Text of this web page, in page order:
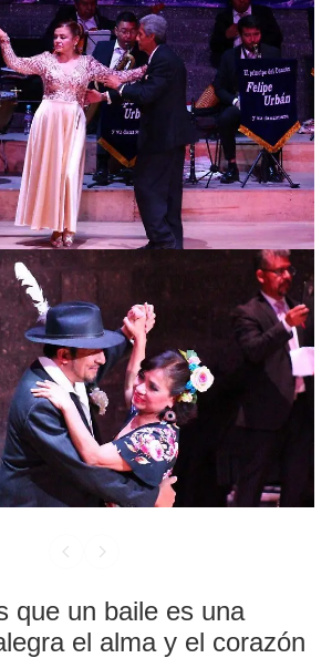
que un baile es una
el alma y el corazón